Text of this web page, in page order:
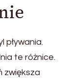
pływania.
te różnice.
zwiększa